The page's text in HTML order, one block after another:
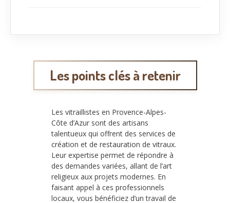
Les points clés à retenir
Les vitraillistes en Provence-Alpes-
Côte d’Azur sont des artisans
talentueux qui offrent des services de
création et de restauration de vitraux.
Leur expertise permet de répondre à
des demandes variées, allant de l’art
religieux aux projets modernes. En
faisant appel à ces professionnels
locaux, vous bénéficiez d’un travail de